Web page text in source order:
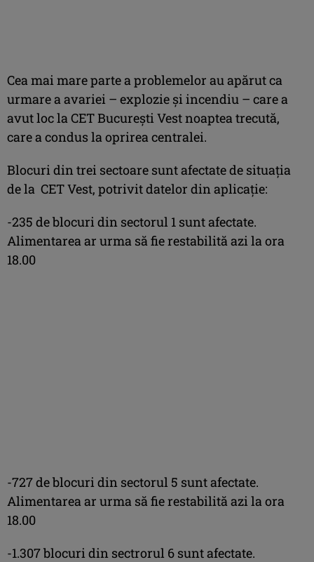
Cea mai mare parte a problemelor au apărut ca
urmare a avariei – explozie și incendiu – care a
avut loc la CET București Vest noaptea trecută,
care a condus la oprirea centralei.
Blocuri din trei sectoare sunt afectate de situația
de la CET Vest, potrivit datelor din aplicație:
-235 de blocuri din sectorul 1 sunt afectate.
Alimentarea ar urma să fie restabilită azi la ora
18.00
-727 de blocuri din sectorul 5 sunt afectate.
Alimentarea ar urma să fie restabilită azi la ora
18.00
-1.307 blocuri din sectrorul 6 sunt afectate.